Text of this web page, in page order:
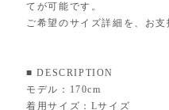
てが可能です。
ご希望のサイズ詳細を、お
■ DESCRIPTION
モデル：170cm
着用サイズ：Lサイズ